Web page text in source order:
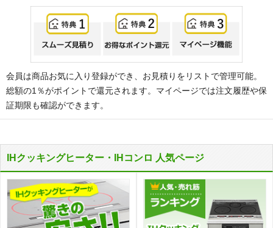
会員は商品お気に入り登録ができ、お見積りをリストで管理可能。
総額の1％がポイントで還元されます。マイページでは注文履歴や保
証期限も確認ができます。
IHクッキングヒーター・IHコンロ 人気ページ